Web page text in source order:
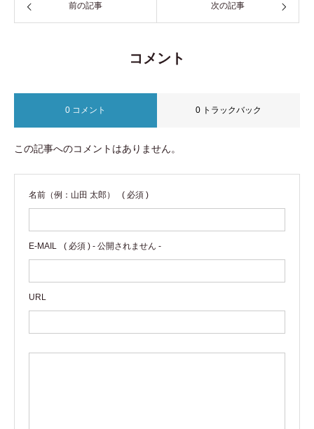
前の記事 次の記事
コメント
0 コメント 0 トラックバック
この記事へのコメントはありません。
名前（例：山田 太郎） ( 必須 )
E-MAIL ( 必須 ) - 公開されません -
URL